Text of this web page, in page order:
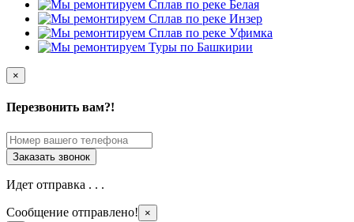
×
Перезвонить вам?!
Идет отправка . . .
Сообщение отправлено!
×